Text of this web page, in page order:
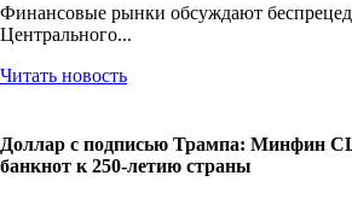
Финансовые рынки обсуждают
Центрального...
Читать новость
Доллар с подписью Трампа: Минфин
банкнот к 250-летию страны